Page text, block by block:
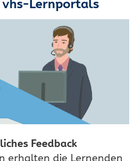
Lernportals
Feedback
erhalten die Lernenden